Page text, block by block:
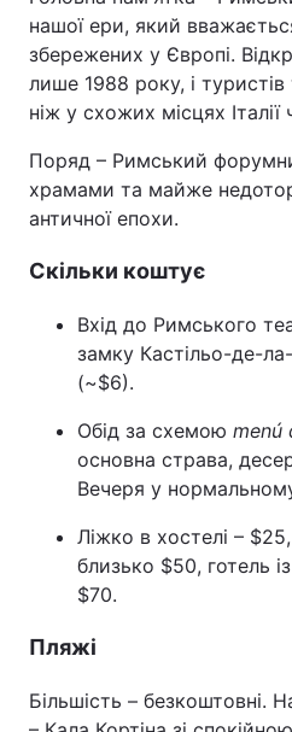
нашої ери, який
збережених у Європі.
лише 1988 року, і
ніж у схожих місцях Італії
Поряд – Римський
храмами та майже
античної епохи.
Скільки коштує
Вхід до Римського
замку Кастільо-де-
(~$6).
Обід за схемою menú
основна страва,
Вечеря у
Ліжко в хостелі –
близько $50, готель
$70.
Пляжі
Більшість – безкоштовні.